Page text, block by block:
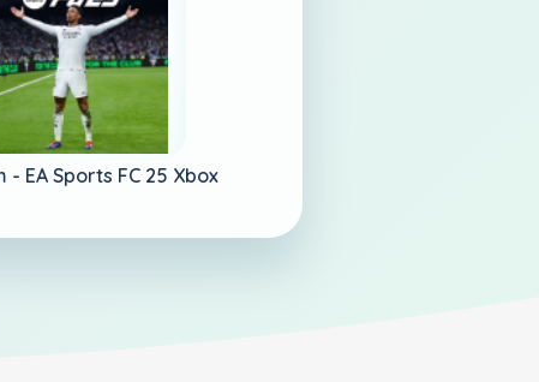
- EA Sports FC 25 Xbox